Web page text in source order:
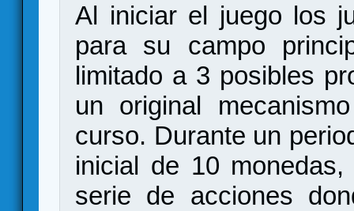
Al iniciar el juego los
para su campo
limitado a 3 posibles
un original
curso. Durante un
inicial de 10
serie de acciones